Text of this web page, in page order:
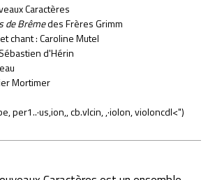
Caractères
de Brêmedes Frères Grimm
chant : Caroline Mutel
d'Hérin
Mortimer
per1..·us,ion,, cb.vlcin, ,·iolon, violoncdl<")